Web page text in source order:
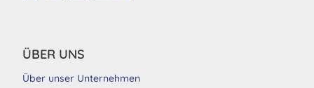
ÜBER UNS
Über unser Unternehmen